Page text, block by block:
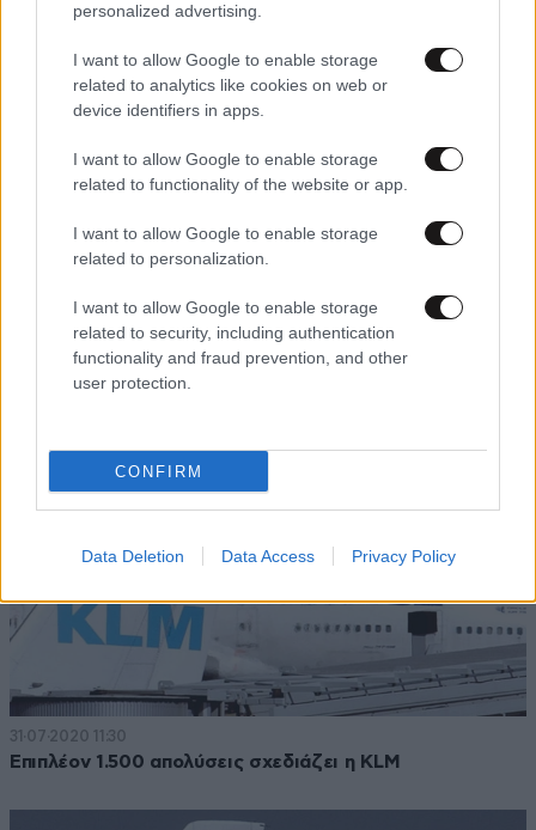
personalized advertising.
I want to allow Google to enable storage
related to analytics like cookies on web or
device identifiers in apps.
I want to allow Google to enable storage
related to functionality of the website or app.
I want to allow Google to enable storage
related to personalization.
I want to allow Google to enable storage
related to security, including authentication
functionality and fraud prevention, and other
user protection.
CONFIRM
Data Deletion Data Access Privacy Policy
Κομισιόν: Η Ryanair κέρδισε την ακύρωση τω κρατικών
χορηγήσεων προς τις KLM και TAP
31·07·2020 11:30
Επιπλέον 1.500 απολύσεις σχεδιάζει η KLM